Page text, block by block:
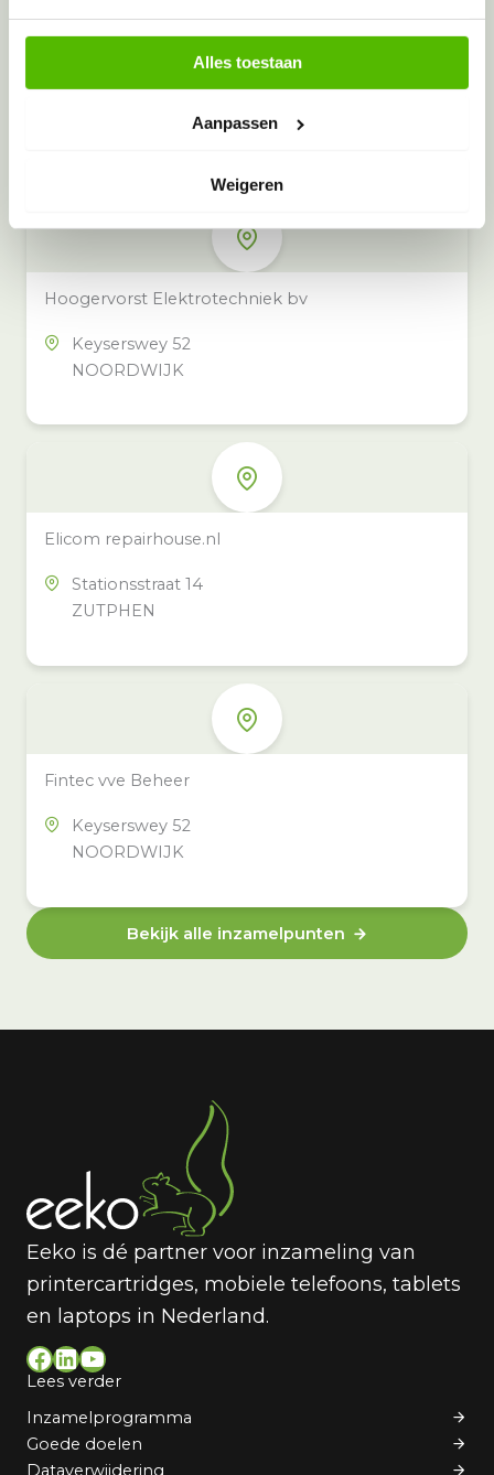
Alles toestaan
Aanpassen
Weigeren
Meer inzamelpunten in de buurt
inzamelpunten in het hele land,
ook in jouw buurt.
Hoogervorst Elektrotechniek bv
Keyserswey 52
NOORDWIJK
Elicom repairhouse.nl
Stationsstraat 14
ZUTPHEN
Fintec vve Beheer
Keyserswey 52
NOORDWIJK
Bekijk alle inzamelpunten
Eeko is dé partner voor inzameling van
printercartridges, mobiele telefoons, tablets
en laptops in Nederland.
Facebook LinkedIn YouTube
Lees verder
Inzamelprogramma
Goede doelen